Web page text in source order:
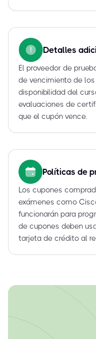
Detalles
El proveedor de
de vencimiento de
disponibilidad del
evaluaciones de
que el cupón vence.
Políticas de
Los cupones
exámenes como
funcionarán para
de cupones deben
tarjeta de crédito al